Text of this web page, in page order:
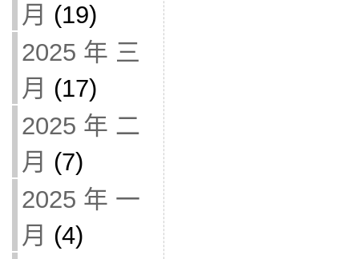
月 (19)
2025 年 三
月 (17)
2025 年 二
月 (7)
2025 年 一
月 (4)